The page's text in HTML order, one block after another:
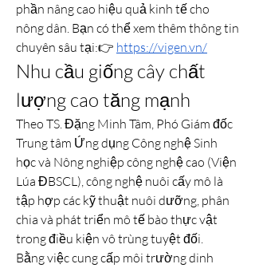
phần nâng cao hiệu quả kinh tế cho
nông dân. Bạn có thể xem thêm thông tin
chuyên sâu tại:👉 https://vigen.vn/
Nhu cầu giống cây chất
lượng cao tăng mạnh
Theo TS. Đặng Minh Tâm, Phó Giám đốc
Trung tâm Ứng dụng Công nghệ Sinh
học và Nông nghiệp công nghệ cao (Viện
Lúa ĐBSCL), công nghệ nuôi cấy mô là
tập hợp các kỹ thuật nuôi dưỡng, phân
chia và phát triển mô tế bào thực vật
trong điều kiện vô trùng tuyệt đối.
Bằng việc cung cấp môi trường dinh